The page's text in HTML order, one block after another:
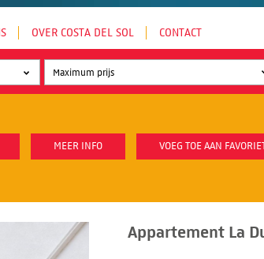
OVER COSTA DEL SOL CONTACT
MEER INFO VOEG TOE AAN
Appartement La